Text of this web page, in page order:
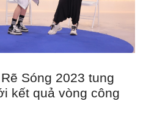
Sóng 2023 tung
kết quả vòng công